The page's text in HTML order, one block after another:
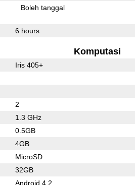
Boleh tanggal
6 hours
Komputasi
Iris 405+
2
1.3 GHz
0.5GB
4GB
MicroSD
32GB
Android 4.2